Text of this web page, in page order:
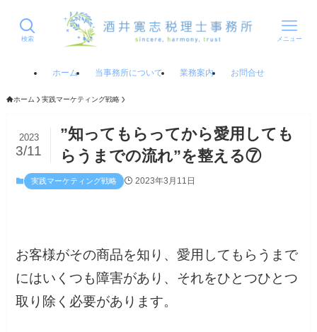
検索 メニュー
ホーム 当事務所について 業務案内 お問合せ
ホーム 実践マーケティング戦略
”知ってもらってから愛用しても
らうまでの流れ”を整える⑦
2023
3/11
実践マーケティング戦略 2023年3月11日
お客様がその商品を知り、愛用してもらうまで
にはいくつも障害があり、それをひとつひとつ
取り除く必要があります。